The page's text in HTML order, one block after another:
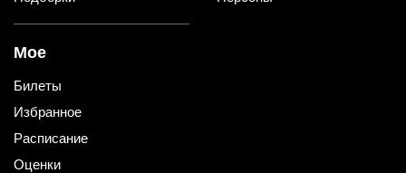
Мое
Билеты
Избранное
Расписание
Оценки